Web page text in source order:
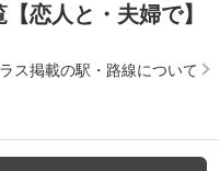
恋人と・夫婦で】
ス掲載の駅・路線について